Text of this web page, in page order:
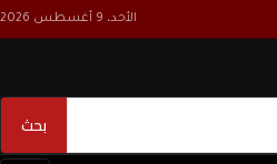
الأحد، 9 أغسطس 2026
بحث